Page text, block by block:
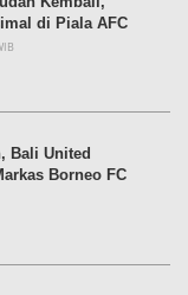
di Piala AFC
Bali United
Borneo FC